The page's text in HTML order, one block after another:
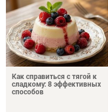
Как справиться с тягой к
сладкому: 8 эффективных
способов